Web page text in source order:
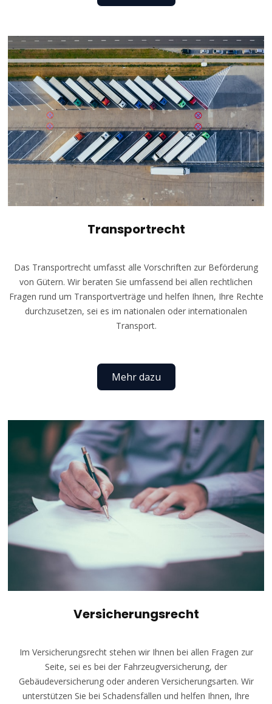
Transportrecht
Das Transportrecht umfasst alle Vorschriften zur Beförderung
von Gütern. Wir beraten Sie umfassend bei allen rechtlichen
Fragen rund um Transportverträge und helfen Ihnen, Ihre Rechte
durchzusetzen, sei es im nationalen oder internationalen
Transport.
Mehr dazu
Versicherungsrecht
Im Versicherungsrecht stehen wir Ihnen bei allen Fragen zur
Seite, sei es bei der Fahrzeugversicherung, der
Gebäudeversicherung oder anderen Versicherungsarten. Wir
unterstützen Sie bei Schadensfällen und helfen Ihnen, Ihre